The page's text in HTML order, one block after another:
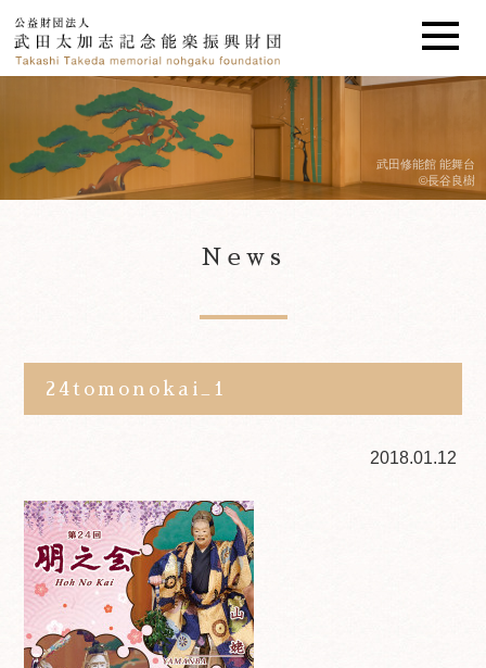
武田修能館 能舞台
©長谷良樹
News
24tomonokai_1
2018.01.12